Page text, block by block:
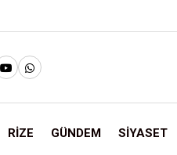
RİZE GÜNDEM SİYASET